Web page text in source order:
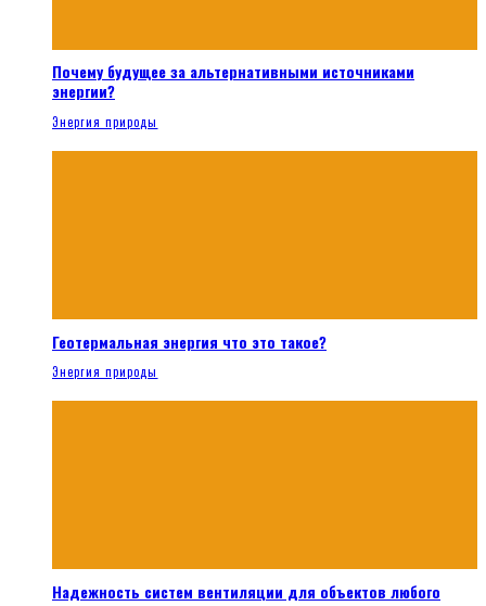
Почему будущее за альтернативными источниками
энергии?
Энергия природы
Геотермальная энергия что это такое?
Энергия природы
Надежность систем вентиляции для объектов любого